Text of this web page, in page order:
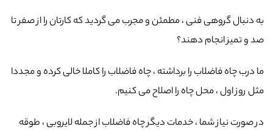
به دنبال گروهی فنی ، مطمئن و مجرب می گردید که کارتان را از صفر تا
صد و تمیز انجام دهند؟
ما درب چاه فاضلاب را برداشته ، چاه فاضلاب را کاملا خالی کرده و مجددا
مثل روز اول ، محل چاه را اصلاح می کنیم.
در صورت نیاز شما ، خدمات دیگر چاه فاضلاب از جمله لایروبی ، طوقه